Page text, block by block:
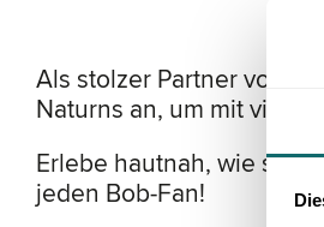
Als stolzer Partner von
Naturns an, um mit viel
Erlebe hautnah, wie sich
jeden Bob-Fan!